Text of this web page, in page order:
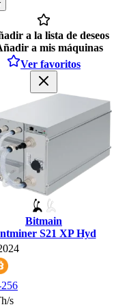
a la lista de deseos
a mis máquinas
Ver favoritos
Bitmain
S21 XP Hyd
s